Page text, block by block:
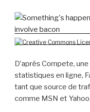
D’après Compete,
statistiques en ligne,
tant que source de
comme MSN et Yahoo.